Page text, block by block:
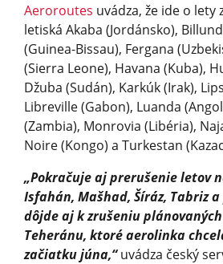
Aeroroutes uvádza, že ide o lety
letiská Akaba (Jordánsko),
(Guinea-Bissau), Fergana
(Sierra Leone), Havana (Kuba),
Džuba (Sudán), Karkúk (Irak),
Libreville (Gabon), Luanda
(Zambia), Monrovia (Libéria),
Noire (Kongo) a Turkestan
„Pokračuje aj prerušenie letov
Isfahán, Mašhad, Šíráz, Tabriz
dôjde aj k zrušeniu
Teheránu, ktoré aerolinka
začiatku júna,“uvádza český